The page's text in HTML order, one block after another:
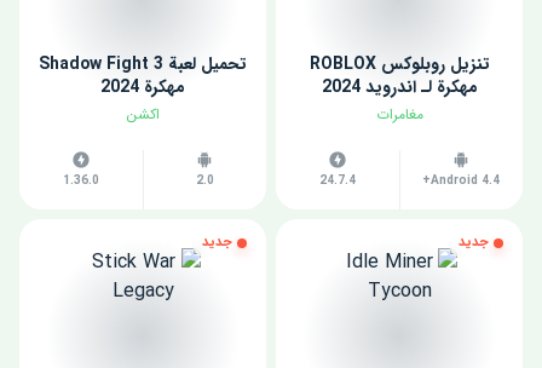
تنزيل روبلوكس ROBLOX
مهكرة لـ اندرويد 2024
مغامرات
Android 4.4+
24.7.4
تحميل لعبة Shadow Fight 3
مهكرة 2024
اكشن
2.0
1.36.0
جديد جديد